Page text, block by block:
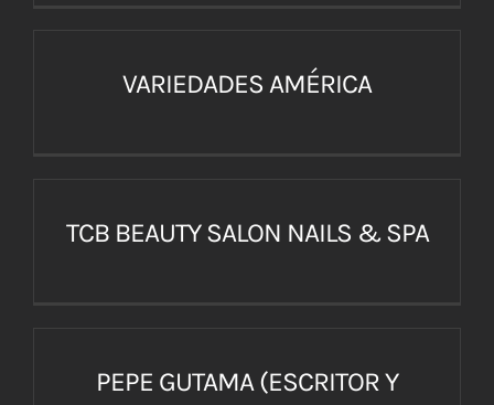
VARIEDADES AMÉRICA
TCB BEAUTY SALON NAILS & SPA
PEPE GUTAMA (ESCRITOR Y